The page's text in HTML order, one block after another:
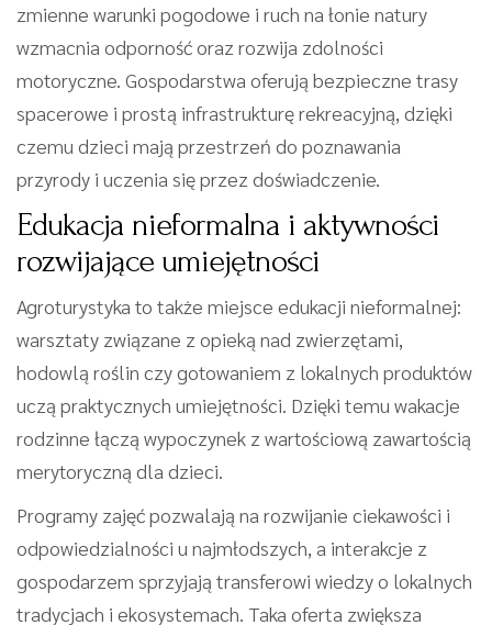
zmienne warunki pogodowe i ruch na łonie natury
wzmacnia odporność oraz rozwija zdolności
motoryczne. Gospodarstwa oferują bezpieczne trasy
spacerowe i prostą infrastrukturę rekreacyjną, dzięki
czemu dzieci mają przestrzeń do poznawania
przyrody i uczenia się przez doświadczenie.
Edukacja nieformalna i aktywności
rozwijające umiejętności
Agroturystyka to także miejsce edukacji nieformalnej:
warsztaty związane z opieką nad zwierzętami,
hodowlą roślin czy gotowaniem z lokalnych produktów
uczą praktycznych umiejętności. Dzięki temu wakacje
rodzinne łączą wypoczynek z wartościową zawartością
merytoryczną dla dzieci.
Programy zajęć pozwalają na rozwijanie ciekawości i
odpowiedzialności u najmłodszych, a interakcje z
gospodarzem sprzyjają transferowi wiedzy o lokalnych
tradycjach i ekosystemach. Taka oferta zwiększa